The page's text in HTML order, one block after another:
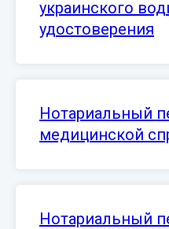
украинского
удостоверения
Нотариальный
медицинской
Нотариальный